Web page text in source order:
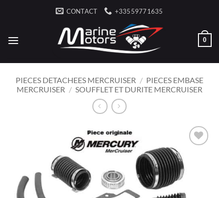
CONTACT +33559771635
0
PIECES DETACHEES MERCRUISER / PIECES EMBASE
MERCRUISER / SOUFFLET ET DURITE MERCRUISER
AJOUTER
À LA
LISTE
D’ENVIES